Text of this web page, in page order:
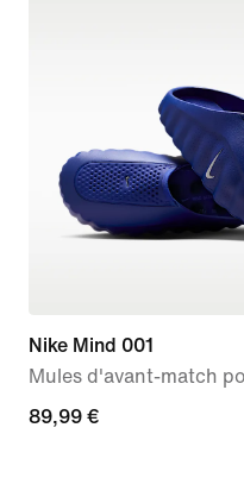
Nike Mind 001
Mules d'avant-match
89,99 €
89,99 €